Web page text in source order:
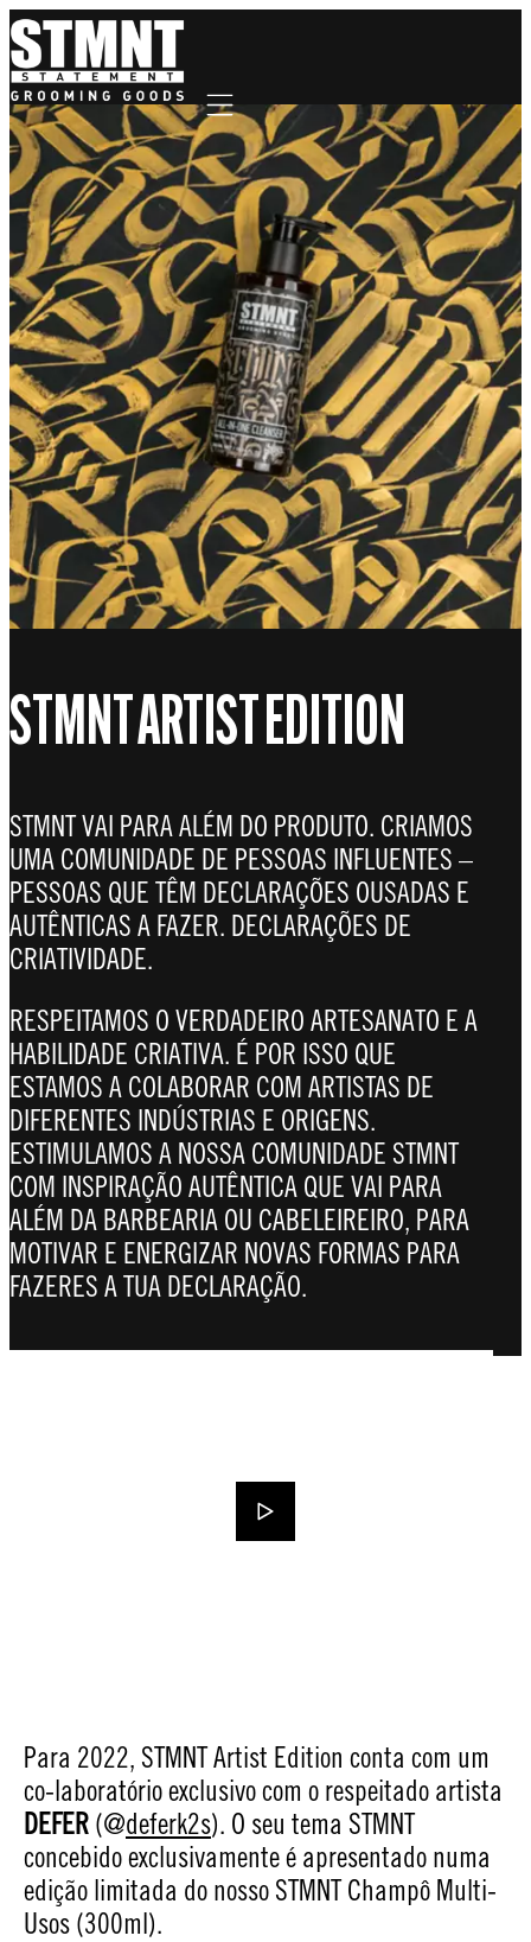
Mobile navigation
STMNT ARTIST EDITION
STMNT VAI PARA ALÉM DO PRODUTO. CRIAMOS
UMA COMUNIDADE DE PESSOAS INFLUENTES –
PESSOAS QUE TÊM DECLARAÇÕES OUSADAS E
AUTÊNTICAS A FAZER. DECLARAÇÕES DE
CRIATIVIDADE.
RESPEITAMOS O VERDADEIRO ARTESANATO E A
HABILIDADE CRIATIVA. É POR ISSO QUE
ESTAMOS A COLABORAR COM ARTISTAS DE
DIFERENTES INDÚSTRIAS E ORIGENS.
ESTIMULAMOS A NOSSA COMUNIDADE STMNT
COM INSPIRAÇÃO AUTÊNTICA QUE VAI PARA
ALÉM DA BARBEARIA OU CABELEIREIRO, PARA
MOTIVAR E ENERGIZAR NOVAS FORMAS PARA
FAZERES A TUA DECLARAÇÃO.
Para 2022, STMNT Artist Edition conta com um
co-laboratório exclusivo com o respeitado artista
DEFER (@deferk2s). O seu tema STMNT
concebido exclusivamente é apresentado numa
edição limitada do nosso STMNT Champô Multi-
Usos (300ml).